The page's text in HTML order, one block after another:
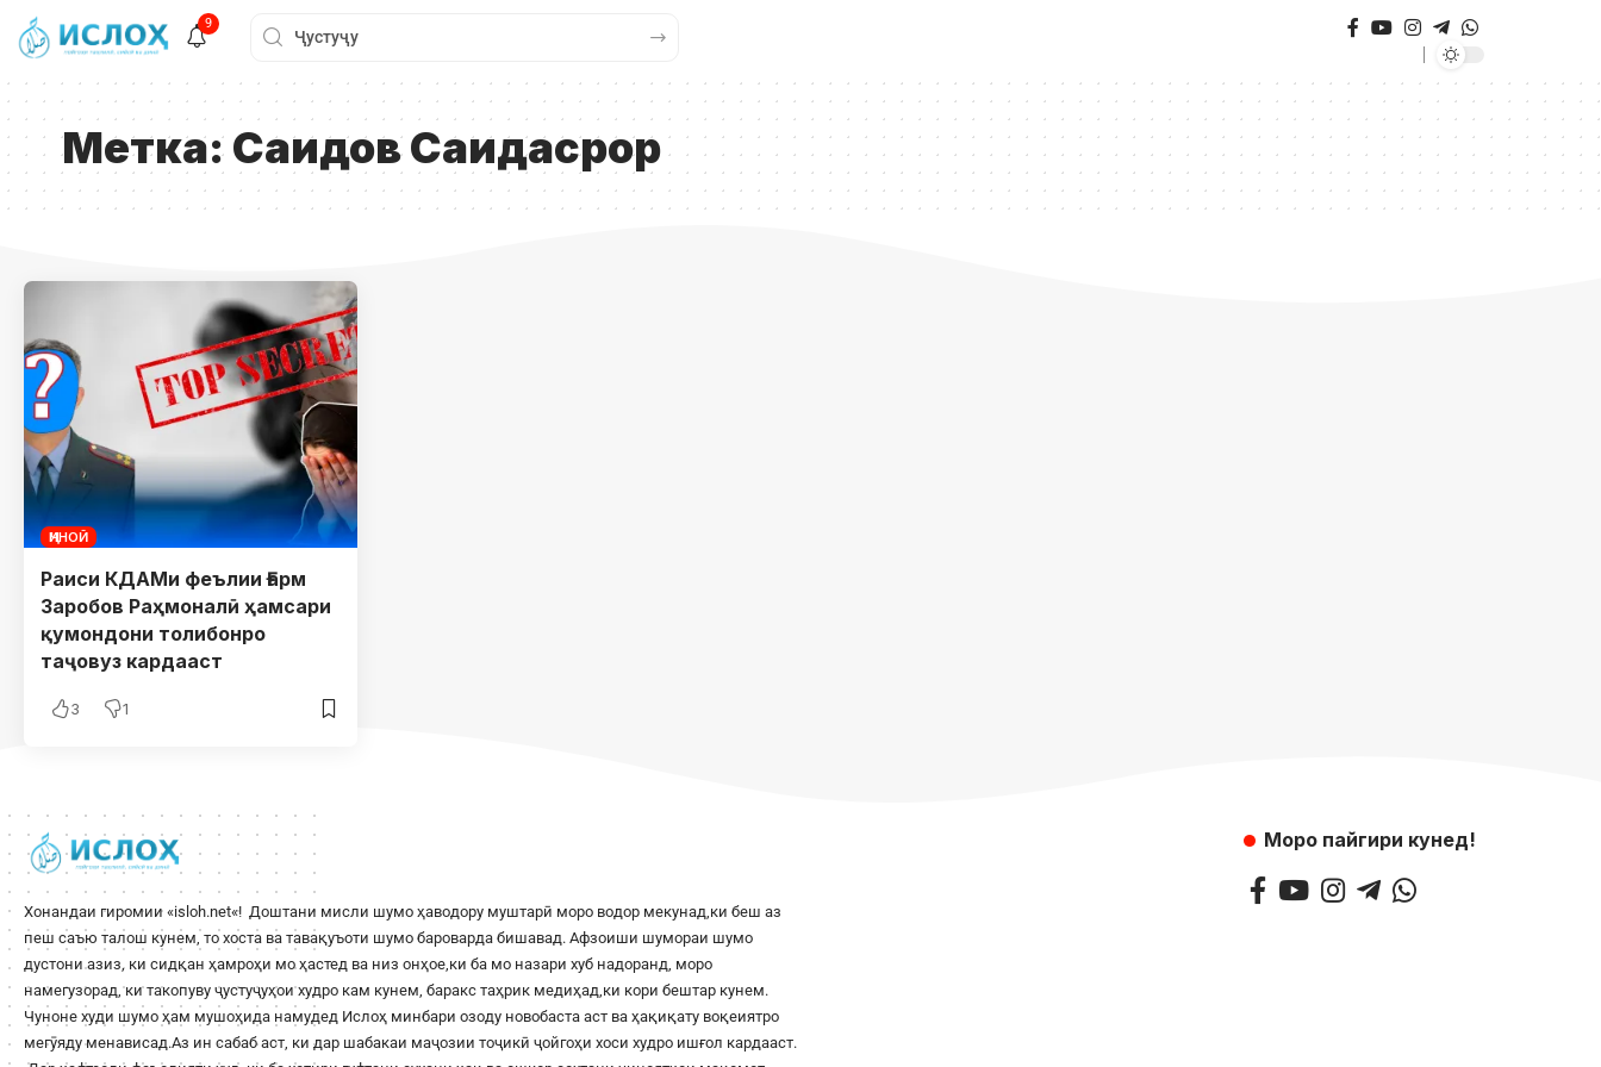
9
Метка:Саидов Саидасрор
ҶИНОӢ
Раиси КДАМи феълии Ғарм
Заробов Раҳмоналӣ ҳамсари
қумондони толибонро
таҷовуз кардааст
3 1
Хонандаи гиромии «isloh.net«! Доштани мисли шумо ҳаводору муштарӣ моро водор мекунад,ки беш аз
пеш саъю талош кунем, то хоста ва тавақуъоти шумо бароварда бишавад. Афзоиши шумораи шумо
дустони азиз, ки сидқан ҳамроҳи мо ҳастед ва низ онҳое,ки ба мо назари хуб надоранд, моро
намегузорад, ки такопуву ҷустуҷуҳои худро кам кунем, баракс таҳрик медиҳад,ки кори бештар кунем.
Чуноне худи шумо ҳам мушоҳида намудед Ислоҳ минбари озоду новобаста аст ва ҳақиқату воқеиятро
мегӯяду менависад.Аз ин сабаб аст, ки дар шабакаи маҷозии тоҷикӣ ҷойгоҳи хоси худро ишғол кардааст.
Моро пайгири кунед!